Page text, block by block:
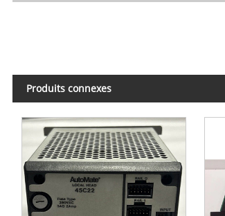
Produits connexes